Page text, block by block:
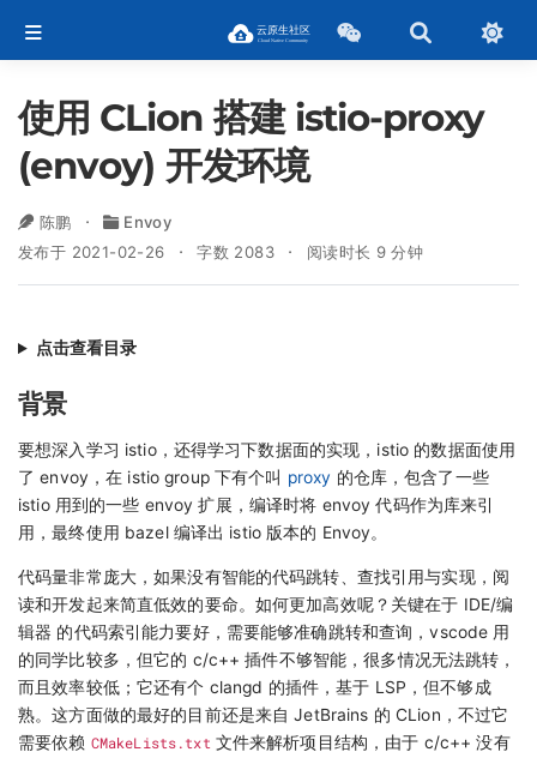
使用 CLion 搭建 istio-proxy
(envoy) 开发环境
陈鹏
Envoy
发布于 2021-02-26
字数 2083 阅读时长 9 分钟
点击查看目录
背景
要想深入学习 istio，还得学习下数据面的实现，istio 的数据面使用
了 envoy，在 istio group 下有个叫 proxy 的仓库，包含了一些
istio 用到的一些 envoy 扩展，编译时将 envoy 代码作为库来引
用，最终使用 bazel 编译出 istio 版本的 Envoy。
代码量非常庞大，如果没有智能的代码跳转、查找引用与实现，阅
读和开发起来简直低效的要命。如何更加高效呢？关键在于 IDE/编
辑器 的代码索引能力要好，需要能够准确跳转和查询，vscode 用
的同学比较多，但它的 c/c++ 插件不够智能，很多情况无法跳转，
而且效率较低；它还有个 clangd 的插件，基于 LSP，但不够成
熟。这方面做的最好的目前还是来自 JetBrains 的 CLion，不过它
需要依赖 CMakeLists.txt 文件来解析项目结构，由于 c/c++ 没有